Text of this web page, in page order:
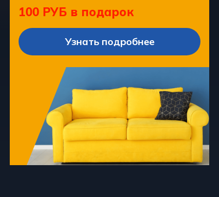
100 РУБ в подарок
Узнать подробнее